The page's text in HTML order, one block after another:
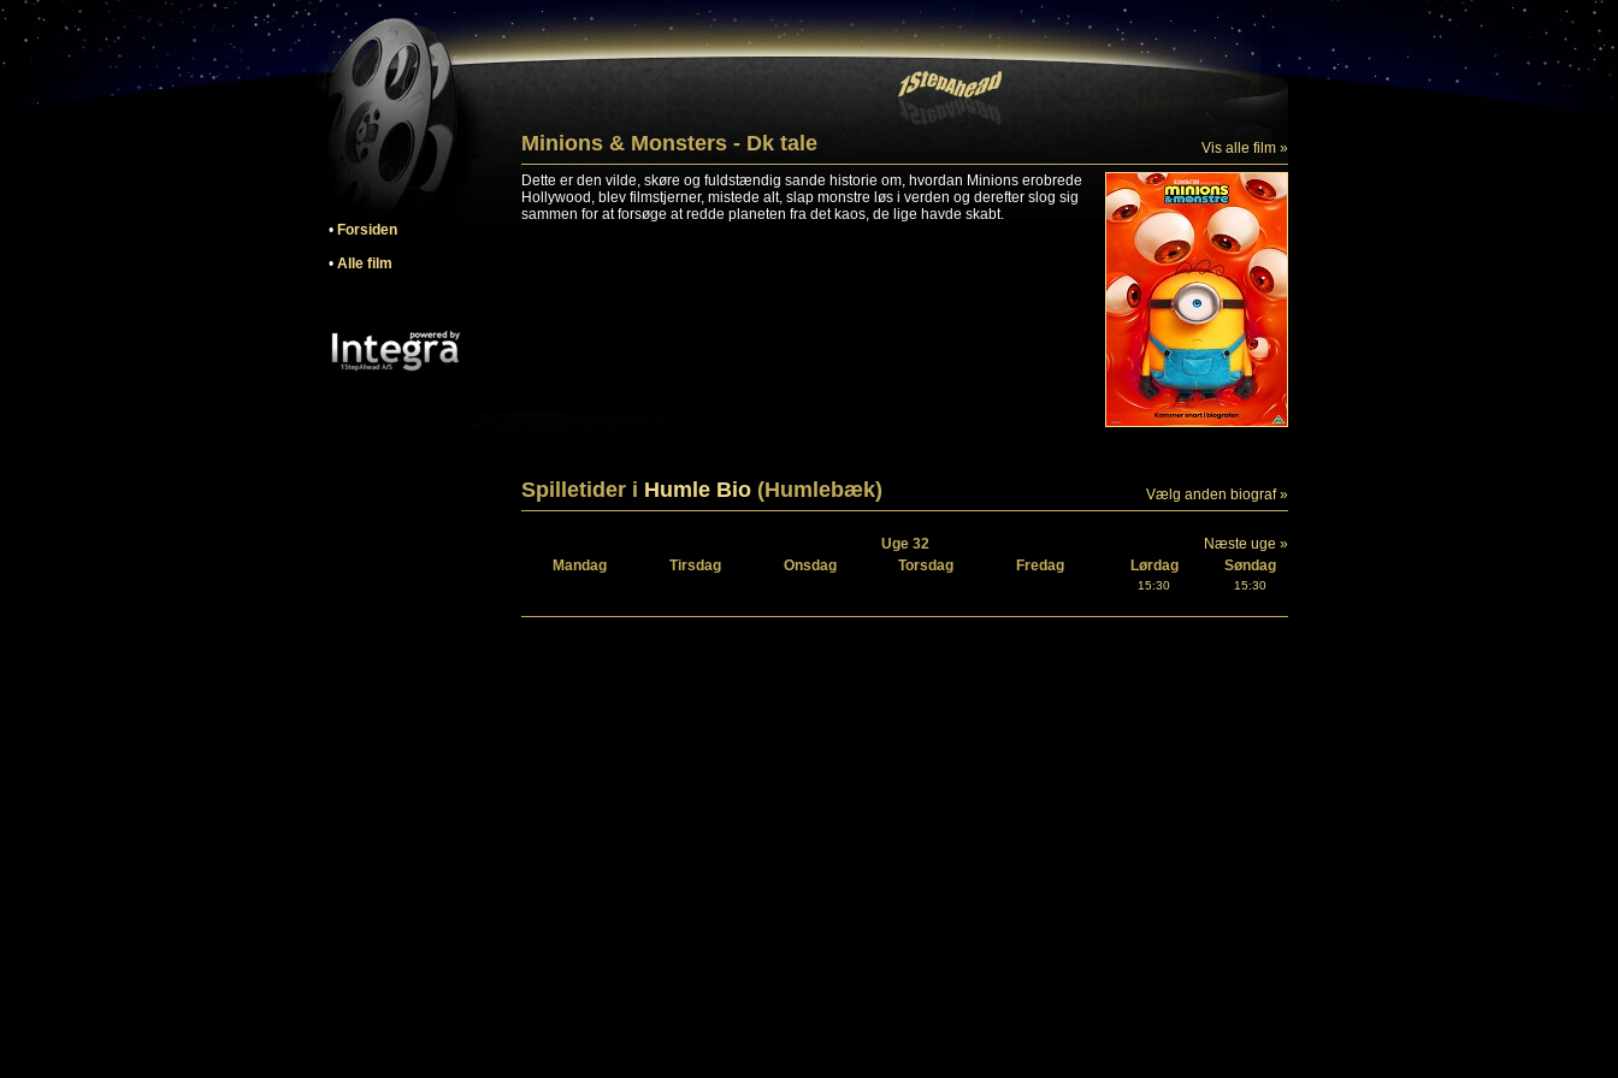
• Forsiden
• Alle film
Minions & Monsters - Dk tale
Vis alle film »
Dette er den vilde, skøre og fuldstændig sande historie om, hvordan Minions erobrede
Hollywood, blev filmstjerner, mistede alt, slap monstre løs i verden og derefter slog sig
sammen for at forsøge at redde planeten fra det kaos, de lige havde skabt.
Spilletider i Humle Bio (Humlebæk) Vælg anden biograf »
Uge 32
Næste uge »
Mandag
Tirsdag Onsdag Torsdag Fredag Lørdag Søndag
15:30 15:30